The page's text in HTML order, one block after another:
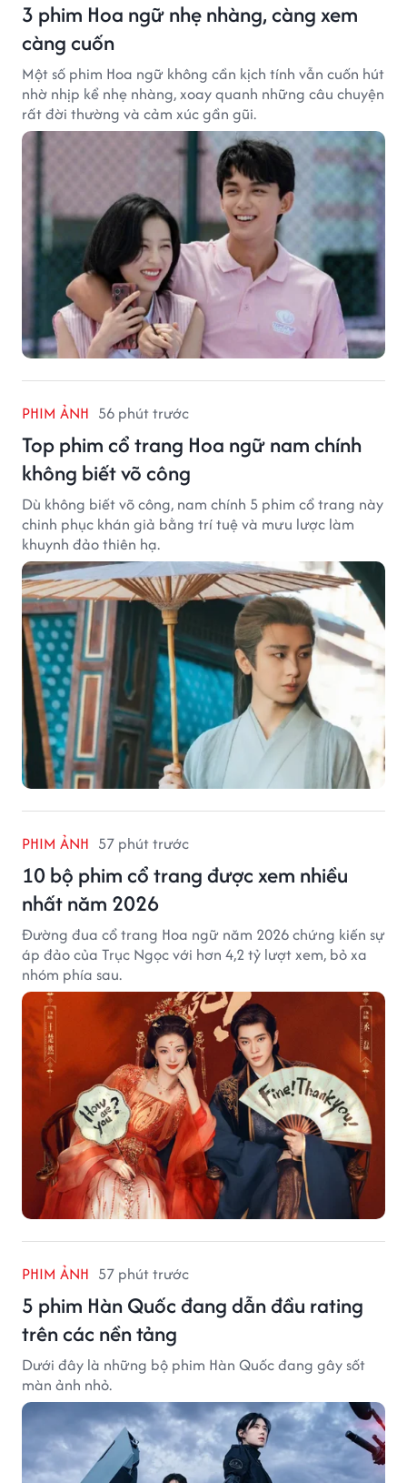
3 phim Hoa ngữ nhẹ nhàng, càng xem
càng cuốn
Một số phim Hoa ngữ không cần kịch tính vẫn cuốn hút
nhờ nhịp kể nhẹ nhàng, xoay quanh những câu chuyện
rất đời thường và cảm xúc gần gũi.
PHIM ẢNH 56 phút trước
Top phim cổ trang Hoa ngữ nam chính
không biết võ công
Dù không biết võ công, nam chính 5 phim cổ trang này
chinh phục khán giả bằng trí tuệ và mưu lược làm
khuynh đảo thiên hạ.
PHIM ẢNH 57 phút trước
10 bộ phim cổ trang được xem nhiều
nhất năm 2026
Đường đua cổ trang Hoa ngữ năm 2026 chứng kiến sự
áp đảo của Trục Ngọc với hơn 4,2 tỷ lượt xem, bỏ xa
nhóm phía sau.
PHIM ẢNH 57 phút trước
5 phim Hàn Quốc đang dẫn đầu rating
trên các nền tảng
Dưới đây là những bộ phim Hàn Quốc đang gây sốt
màn ảnh nhỏ.